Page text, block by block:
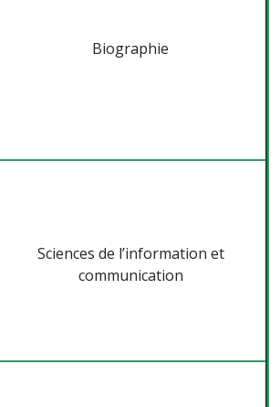
Biographie
Sciences de l’information et
communication